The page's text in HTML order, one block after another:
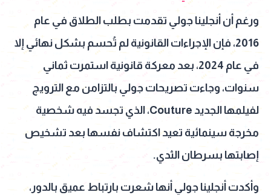
ورغم أن أنجلينا جولي تقدمت بطلب الطلاق في عام
2016، فإن الإجراءات القانونية لم تُحسم بشكل نهائي إلا
في عام 2024، بعد معركة قانونية استمرت ثماني
سنوات، وجاءت تصريحات جولي بالتزامن مع الترويج
لفيلمها الجديد Couture، الذي تجسد فيه شخصية
مخرجة سينمائية تعيد اكتشاف نفسها بعد تشخيص
إصابتها بسرطان الثدي.
وأكدت أنجلينا جولي أنها شعرت بارتباط عميق بالدور،